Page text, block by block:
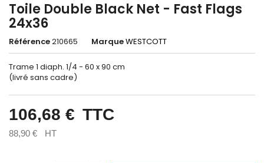
Toile Double Black Net - Fast Flags
24x36
Référence210665 MarqueWESTCOTT
Trame 1 diaph. 1/4 - 60 x 90 cm
(livré sans cadre)
106,68 € TTC
88,90 € HT